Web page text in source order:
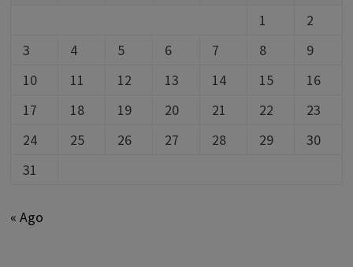
1
2
3
4 5 6 7 8
9
10
11 12 13 14 15
16
17
18 19 20 21 22
23
24
25 26 27 28 29
30
31
« Ago